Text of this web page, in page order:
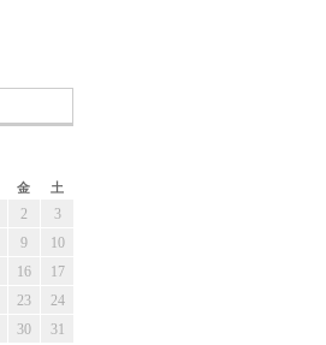
金 土
2
3
9
10
16
17
23
24
30 31